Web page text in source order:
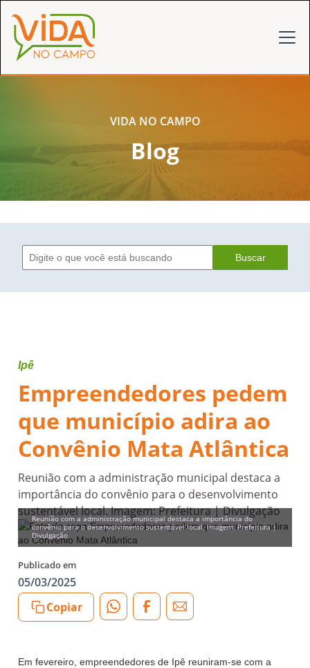
VIDA NO CAMPO
Blog
Buscar
Ipê
Empreendedores pedem
que município adira ao
Convênio Mata Atlântica
Reunião com a administração municipal destaca a
importância do convênio para o desenvolvimento
sustentável local. Imagem: Prefeitura | Divulgação
Reunião com a administração municipal destaca a importância do
convênio para o desenvolvimento sustentável local. Imagem: Prefeitura |
Divulgação
Publicado em
05/03/2025
Copiar
Em fevereiro, empreendedores de Ipê reuniram-se com a